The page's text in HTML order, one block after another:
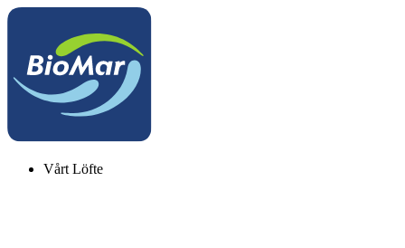
Vårt Löfte